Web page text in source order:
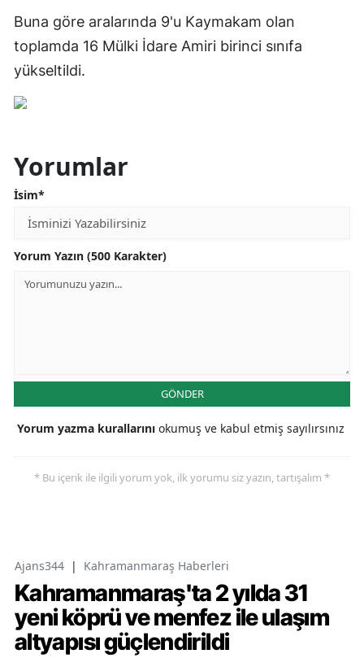
Buna göre aralarında 9'u Kaymakam olan
toplamda 16 Mülki İdare Amiri birinci sınıfa
yükseltildi.
Yorumlar
İsim*
Yorum Yazın (500 Karakter)
GÖNDER
Yorum yazma kurallarını okumuş ve kabul etmiş sayılırsınız
* Bu içerik ile ilgili yorum yok, ilk yorumu siz yazın, tartışalım *
Ajans344 | Kahramanmaraş Haberleri
Kahramanmaraş'ta 2 yılda 31
yeni köprü ve menfez ile ulaşım
altyapısı güçlendirildi